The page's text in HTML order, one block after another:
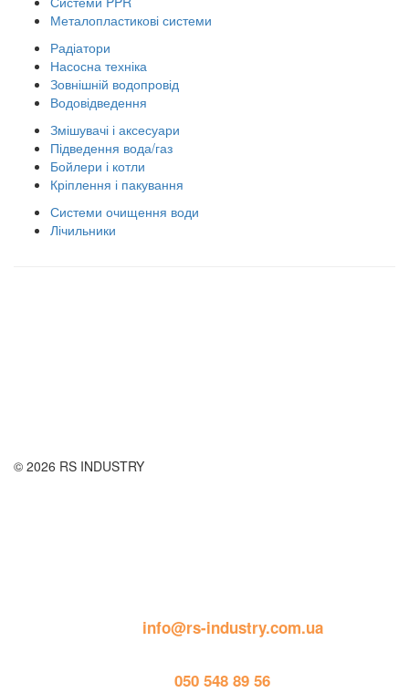
Металопластикові системи
Радіатори
Насосна техніка
Зовнішній водопровід
Водовідведення
Змішувачі і аксесуари
Підведення вода/газ
Бойлери і котли
Кріплення і пакування
Системи очищення води
Лічильники
© 2026 RS INDUSTRY
info@rs-industry.com.ua
050 548 89 56